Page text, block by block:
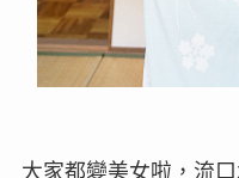
大家都變美女啦，流